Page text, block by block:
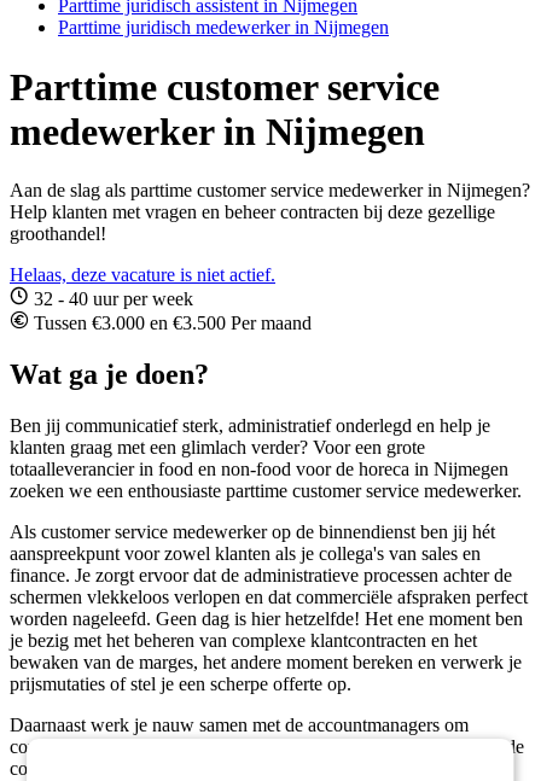
Parttime juridisch assistent in Nijmegen
Parttime juridisch medewerker in Nijmegen
Parttime customer service
medewerker in Nijmegen
Aan de slag als parttime customer service medewerker in Nijmegen?
Help klanten met vragen en beheer contracten bij deze gezellige
groothandel!
Helaas, deze vacature is niet actief.
32 - 40 uur per week
Tussen €3.000 en €3.500 Per maand
Wat ga je doen?
Ben jij communicatief sterk, administratief onderlegd en help je
klanten graag met een glimlach verder? Voor een grote
totaalleverancier in food en non-food voor de horeca in Nijmegen
zoeken we een enthousiaste parttime customer service medewerker.
Als customer service medewerker op de binnendienst ben jij hét
aanspreekpunt voor zowel klanten als je collega's van sales en
finance. Je zorgt ervoor dat de administratieve processen achter de
schermen vlekkeloos verlopen en dat commerciële afspraken perfect
worden nageleefd. Geen dag is hier hetzelfde! Het ene moment ben
je bezig met het beheren van complexe klantcontracten en het
bewaken van de marges, het andere moment bereken en verwerk je
prijsmutaties of stel je een scherpe offerte op.
Daarnaast werk je nauw samen met de accountmanagers om
commerciële trajecten en acquisitie soepel te laten verlopen. Ook de
coördinatie van assortimentswijzigingen en het opnemen van